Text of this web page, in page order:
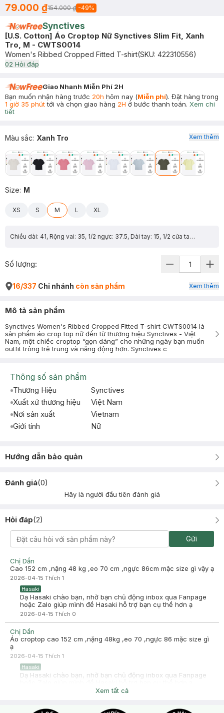
79.000 ₫154.000 ₫ -49%
Synctives
[U.S. Cotton] Áo Croptop Nữ Synctives Slim Fit, Xanh
Tro, M - CWTS0014
Women's Ribbed Cropped Fitted T-shirt(SKU: 422310556)
02 Hỏi đáp
Giao Nhanh Miễn Phí 2H
Bạn muốn nhận hàng trước 20h hôm nay (Miễn phí). Đặt hàng trong
1 giờ 35 phúttới và chọn giao hàng 2H ở bước thanh toán. Xem chi
tiết
Màu sắc: Xanh Tro
Size: M
XS S M L XL
Chiều dài: 41, Rộng vai: 35, 1/2 ngực: 37.5, Dài tay: 15, 1/2 cửa tay: 12.95
Xem thêm
Số lượng:
16/337 Chi nhánh còn sản phẩm Xem thêm
Mô tả sản phẩm
Synctives Women's Ribbed Cropped Fitted T-shirt CWTS0014 là
sản phẩm áo crop top nữ đến từ thương hiệu Synctives - Việt
Nam, một chiếc croptop “gọn dáng” cho những ngày bạn muốn
outfit trông trẻ trung và năng động hơn. Synctives c
Thông số sản phẩm
Thương Hiệu
Synctives
Xuất xứ thương hiệu
Việt Nam
Nơi sản xuất
Vietnam
Giới tính
Nữ
Hướng dẫn bảo quản
Đánh giá(0)
Hãy là người đầu tiên đánh giá
Hỏi đáp(2)
Gửi
Chị Dần
Cao 152 cm ,nặng 48 kg ,eo 70 cm ,ngực 86cm mặc size gì vậy ạ
2026-04-15 Thích 1
Hasaki
Dạ Hasaki chào bạn, nhờ bạn chủ động inbox qua Fanpage
hoặc Zalo giúp mình để Hasaki hỗ trợ bạn cụ thể hơn ạ
2026-04-15 Thích 0
Chị Dần
Áo croptop cao 152 cm ,nặng 48kg ,eo 70 ,ngực 86 mặc size gì
ạ
2026-04-15 Thích 1
Hasaki
Dạ Hasaki chào bạn, nhờ bạn chủ động inbox qua Fanpage
Xem tất cả